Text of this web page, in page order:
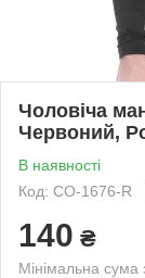
Чоловіча
Червоний,
В наявності
Код: CO-1676-R
140 ₴
Мінімальна